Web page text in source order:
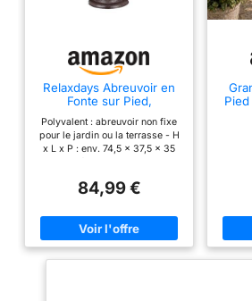
Relaxdays Abreuvoir en
Fonte sur Pied,
pour Oiseaux Sauvages
74,5 cm Haut, Brun,
Marron
Polyvalent : abreuvoir non fixe
pour le jardin ou la terrasse - H
x L x P : env. 74,5 x 37,5 x 35
massif - À remplir d’eau - En
pied - Récipient décoré
d’ornements floraux - Colibri
posé au bord du récipient Non
84,99 €